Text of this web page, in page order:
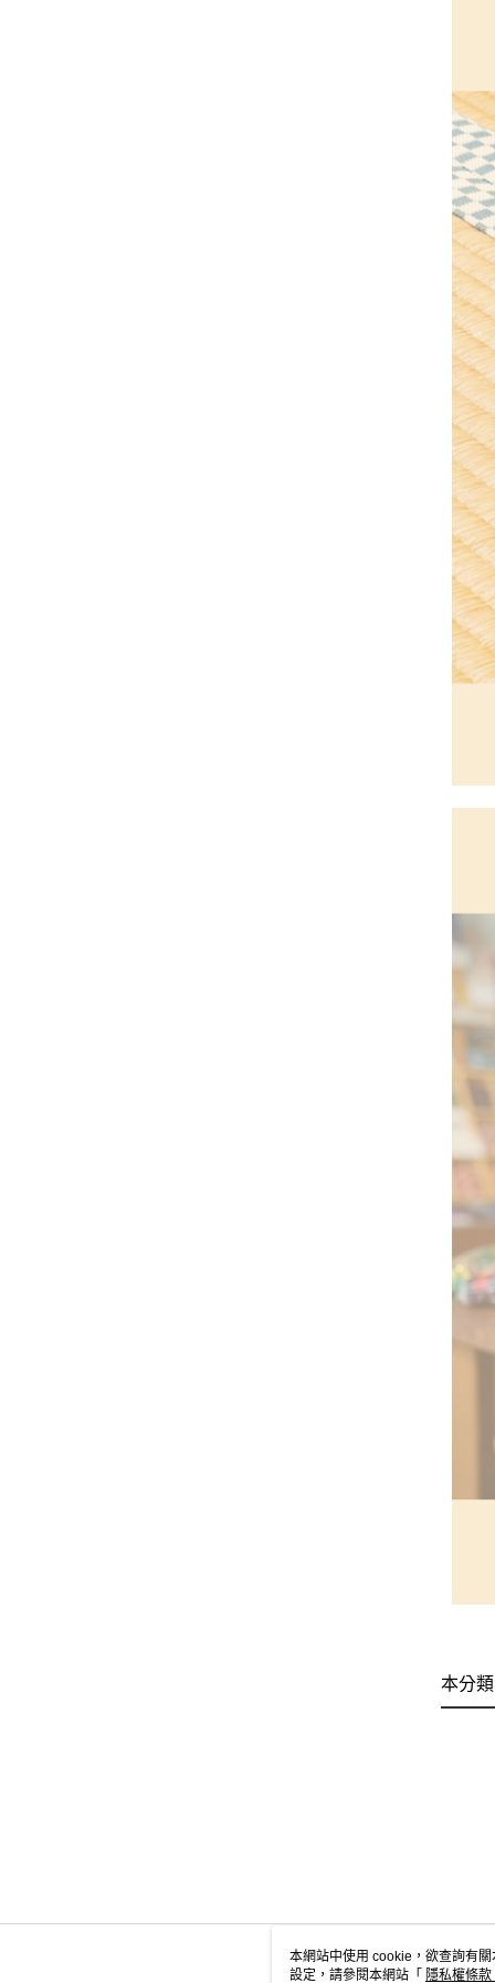
本分
本網站中使用 cookie，欲查詢有
設定，請參閱本網站「 隱私權條款